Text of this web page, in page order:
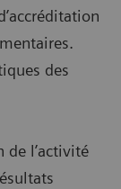
des
de l’activité